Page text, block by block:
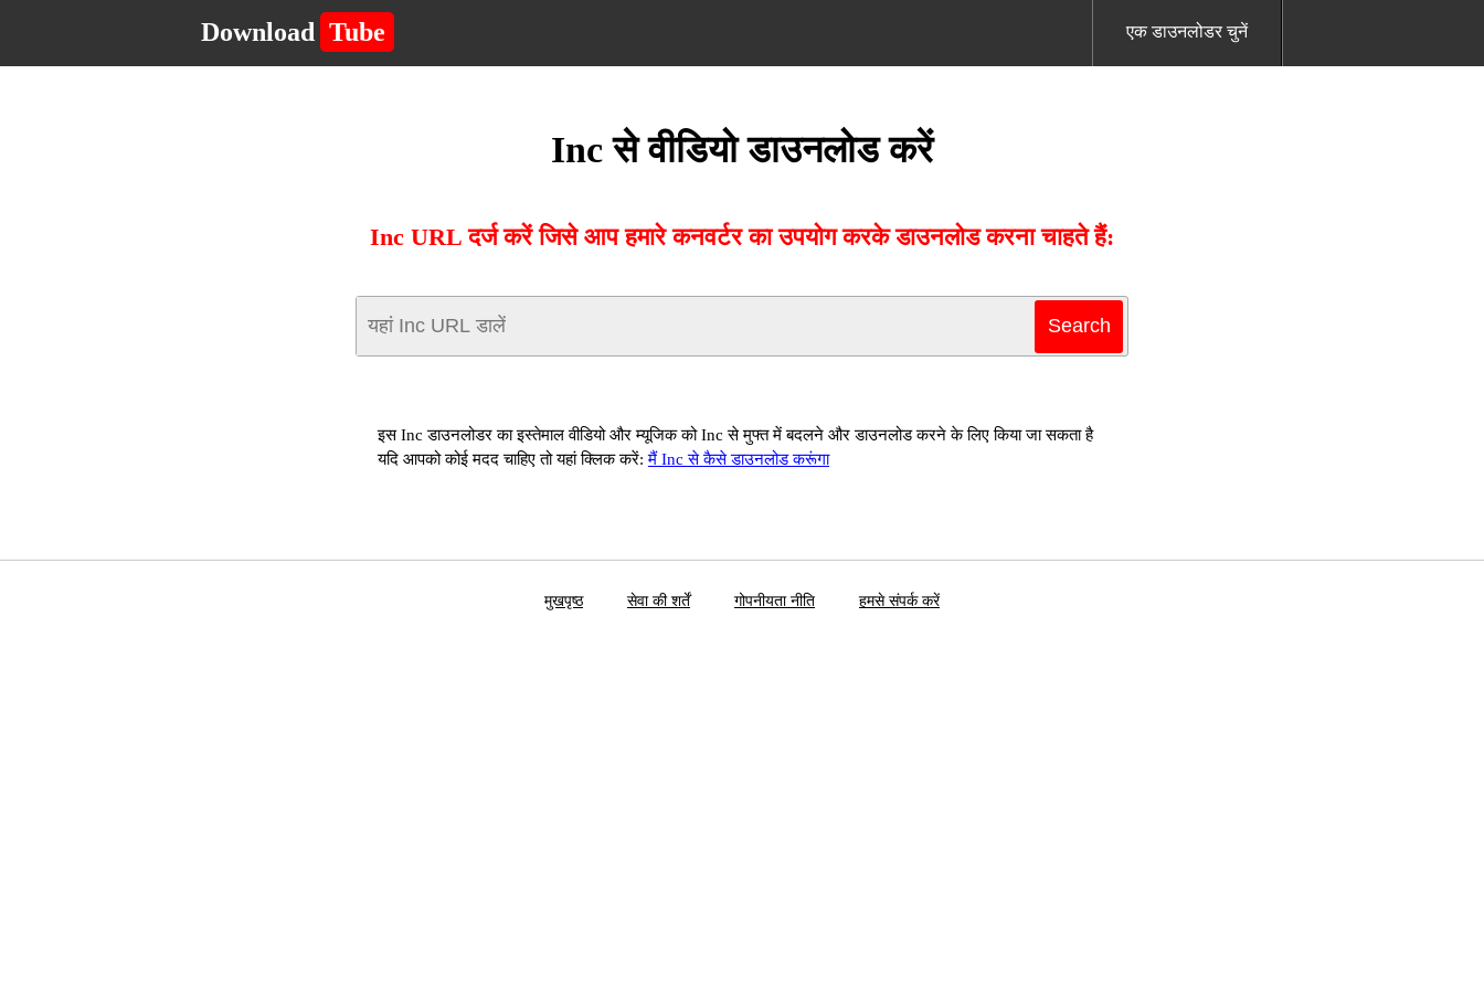
Download Tube एक डाउनलोडर चुनें
Inc से वीडियो डाउनलोड करें
Inc URL दर्ज करें जिसे आप हमारे कनवर्टर का उपयोग करके डाउनलोड करना चाहते हैं:
इस Inc डाउनलोडर का इस्तेमाल वीडियो और म्यूजिक को Inc से मुफ्त में बदलने और डाउनलोड करने के लिए किया जा सकता है
यदि आपको कोई मदद चाहिए तो यहां क्लिक करें:मैं Inc से कैसे डाउनलोड करूंगा
मुखपृष्ठ सेवा की शर्तें गोपनीयता नीति हमसे संपर्क करें